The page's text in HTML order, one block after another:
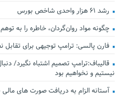
رشد ۶۱ هزار واحدی شاخص بورس
چگونه مواد روان‌گردان، خاطره را به
فارن پالسی: ترامپ توجیهی برای تقابل
قالیباف:ترامپ تصمیم اشتباه نگیرد/
نیستیم و نخواهیم بود